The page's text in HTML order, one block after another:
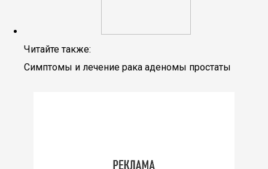
Читайте также:
Симптомы и лечение рака аденомы простаты